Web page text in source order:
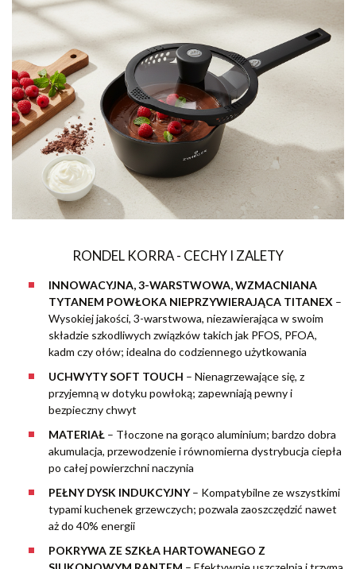
RONDEL KORRA - CECHY I ZALETY
INNOWACYJNA, 3-WARSTWOWA, WZMACNIANA
TYTANEM POWŁOKA NIEPRZYWIERAJĄCA TITANEX –
Wysokiej jakości, 3-warstwowa, niezawierająca w swoim
składzie szkodliwych związków takich jak PFOS, PFOA,
kadm czy ołów; idealna do codziennego użytkowania
UCHWYTY SOFT TOUCH – Nienagrzewające się, z
przyjemną w dotyku powłoką; zapewniają pewny i
bezpieczny chwyt
MATERIAŁ – Tłoczone na gorąco aluminium; bardzo dobra
akumulacja, przewodzenie i równomierna dystrybucja ciepła
po całej powierzchni naczynia
PEŁNY DYSK INDUKCYJNY– Kompatybilne ze wszystkimi
typami kuchenek grzewczych; pozwala zaoszczędzić nawet
aż do 40% energii
POKRYWA ZE SZKŁA HARTOWANEGO Z